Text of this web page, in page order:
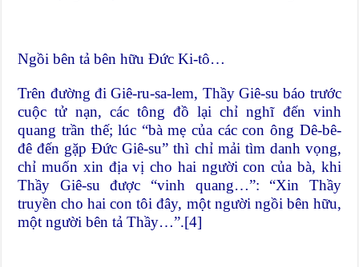
Ngồi bên tả bên hữu Đức Ki-tô…
Trên đường đi Giê-ru-sa-lem, Thầy Giê-su báo trước
cuộc tử nạn, các tông đồ lại chỉ nghĩ đến vinh
quang trần thế; lúc “bà mẹ của các con ông Dê-bê-
đê đến gặp Đức Giê-su” thì chỉ mải tìm danh vọng,
chỉ muốn xin địa vị cho hai người con của bà, khi
Thầy Giê-su được “vinh quang…”: “Xin Thầy
truyền cho hai con tôi đây, một người ngồi bên hữu,
một người bên tả Thầy…”.[4]